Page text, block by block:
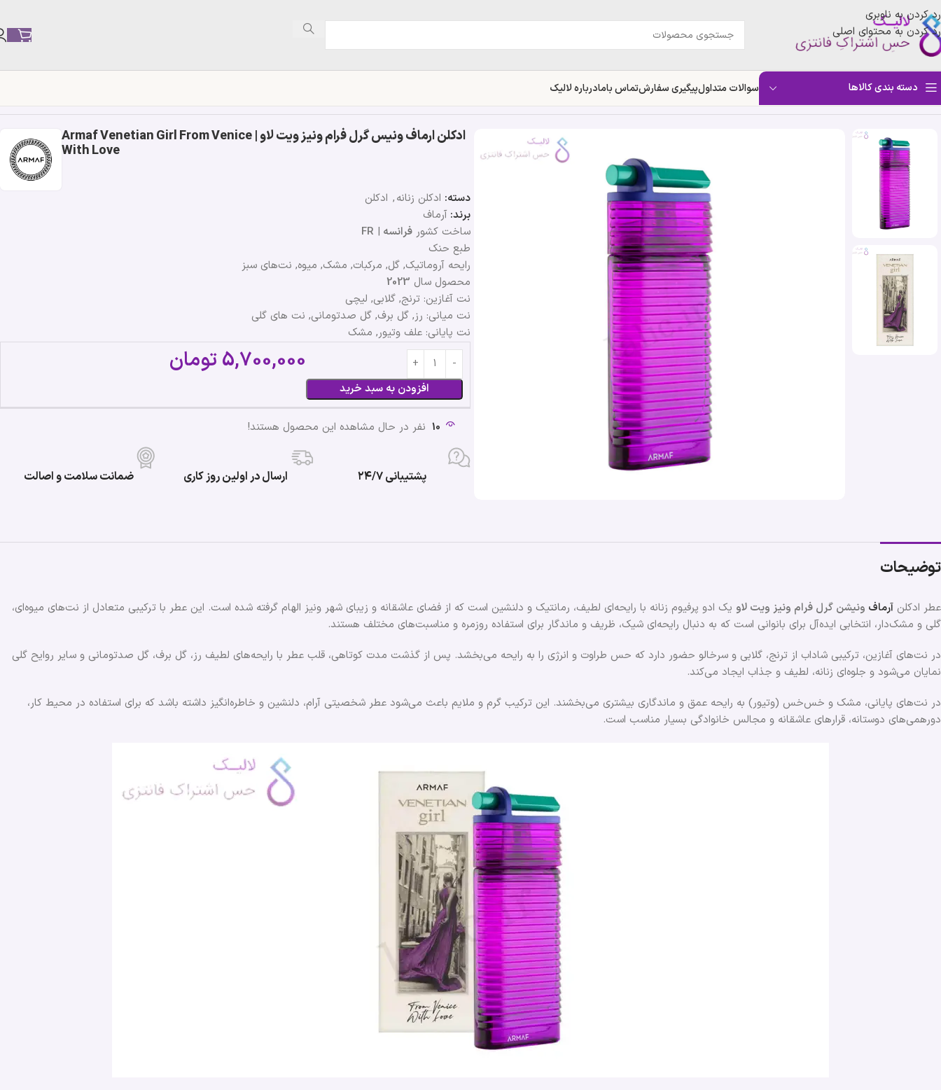
رد کردن به ناوبری
رد کردن به محتوای اصلی
دسته بندی کالاها سوالات متداولپیگیری سفارشتماس بامادرباره لالیک
خانه فروشگاه» ادکلن ارماف ونیس گرل فرام ونیز ویت لاو | Armaf Venetian Girl From Venice With Love
ادکلن ارماف ونیس گرل فرام ونیز ویت لاو | Armaf Venetian Girl From Venice
With Love
دسته: ادکلن زنانه, ادکلن
برند: آرماف
ساخت کشور فرانسه |
FR
طبع حنک
رایحه آروماتیک, گل, مرکبات, مشک, میوه, نت‌های سبز
محصول سال 2023
نت آغازین: ترنج, گلابی, لیچی
نت میانی: رز, گل برف, گل صدتومانی, نت های گلی
نت پایانی: علف وتیور, مشک
افزودن به سبد خرید
5,700,000تومان
10 نفر در حال مشاهده این محصول هستند!
پشتیبانی ۲۴/۷ ارسال در اولین روز کاری ضمانت سلامت و اصالت
توضیحات
عطر ادکلن آرماف ونیشن گرل فرام ونیز ویت لاو یک ادو پرفیوم زنانه با رایحه‌ای لطیف، رمانتیک و دلنشین است که از فضای عاشقانه و زیبای شهر ونیز الهام گرفته شده است. این عطر با ترکیبی متعادل از نت‌های میوه‌ای،
گلی و مشک‌دار، انتخابی ایده‌آل برای بانوانی است که به دنبال رایحه‌ای شیک، ظریف و ماندگار برای استفاده روزمره و مناسبت‌های مختلف هستند.
در نت‌های آغازین، ترکیبی شاداب از ترنج، گلابی و سرخالو حضور دارد که حس طراوت و انرژی را به رایحه می‌بخشد. پس از گذشت مدت کوتاهی، قلب عطر با رایحه‌های لطیف رز، گل برف، گل صدتومانی و سایر روایح گلی
نمایان می‌شود و جلوه‌ای زنانه، لطیف و جذاب ایجاد می‌کند.
در نت‌های پایانی، مشک و خس‌خس (وتیور) به رایحه عمق و ماندگاری بیشتری می‌بخشند. این ترکیب گرم و ملایم باعث می‌شود عطر شخصیتی آرام، دلنشین و خاطره‌انگیز داشته باشد که برای استفاده در محیط کار،
دورهمی‌های دوستانه، قرارهای عاشقانه و مجالس خانوادگی بسیار مناسب است.